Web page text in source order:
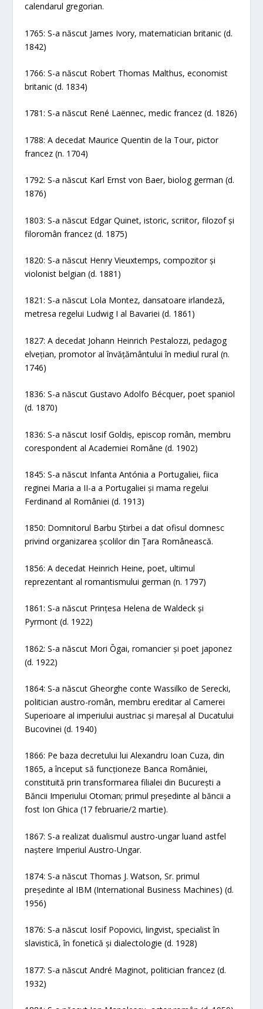
calendarul gregorian.
1765: S-a născut James Ivory, matematician britanic (d.
1842)
1766: S-a născut Robert Thomas Malthus, economist
britanic (d. 1834)
1781: S-a născut René Laënnec, medic francez (d. 1826)
1788: A decedat Maurice Quentin de la Tour, pictor
francez (n. 1704)
1792: S-a născut Karl Ernst von Baer, biolog german (d.
1876)
1803: S-a născut Edgar Quinet, istoric, scriitor, filozof și
filoromân francez (d. 1875)
1820: S-a născut Henry Vieuxtemps, compozitor și
violonist belgian (d. 1881)
1821: S-a născut Lola Montez, dansatoare irlandeză,
metresa regelui Ludwig I al Bavariei (d. 1861)
1827: A decedat Johann Heinrich Pestalozzi, pedagog
elvețian, promotor al învățământului în mediul rural (n.
1746)
1836: S-a născut Gustavo Adolfo Bécquer, poet spaniol
(d. 1870)
1836: S-a născut Iosif Goldiș, episcop român, membru
corespondent al Academiei Române (d. 1902)
1845: S-a născut Infanta Antónia a Portugaliei, fiica
reginei Maria a II-a a Portugaliei și mama regelui
Ferdinand al României (d. 1913)
1850: Domnitorul Barbu Știrbei a dat ofisul domnesc
privind organizarea școlilor din Țara Românească.
1856: A decedat Heinrich Heine, poet, ultimul
reprezentant al romantismului german (n. 1797)
1861: S-a născut Prințesa Helena de Waldeck și
Pyrmont (d. 1922)
1862: S-a născut Mori Ōgai, romancier și poet japonez
(d. 1922)
1864: S-a născut Gheorghe conte Wassilko de Serecki,
politician austro-român, membru ereditar al Camerei
Superioare al imperiului austriac și mareșal al Ducatului
Bucovinei (d. 1940)
1866: Pe baza decretului lui Alexandru Ioan Cuza, din
1865, a început să funcționeze Banca României,
constituită prin transformarea filialei din București a
Băncii Imperiului Otoman; primul președinte al băncii a
fost Ion Ghica (17 februarie/2 martie).
1867: S-a realizat dualismul austro-ungar luand astfel
naștere Imperiul Austro-Ungar.
1874: S-a născut Thomas J. Watson, Sr. primul
președinte al IBM (International Business Machines) (d.
1956)
1876: S-a născut Iosif Popovici, lingvist, specialist în
slavistică, în fonetică și dialectologie (d. 1928)
1877: S-a născut André Maginot, politician francez (d.
1932)